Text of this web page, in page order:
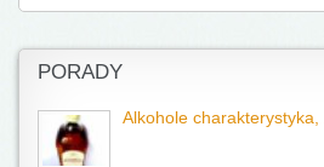
PORADY
Alkohole